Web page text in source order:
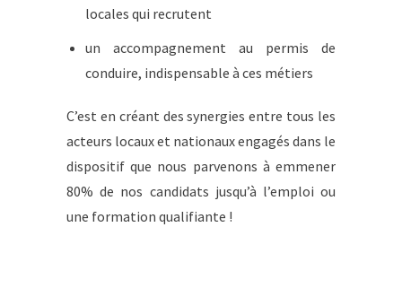
locales qui recrutent
un accompagnement au permis de
conduire, indispensable à ces métiers
C’est en créant des synergies entre tous les
acteurs locaux et nationaux engagés dans le
dispositif que nous parvenons à emmener
80% de nos candidats jusqu’à l’emploi ou
une formation qualifiante !